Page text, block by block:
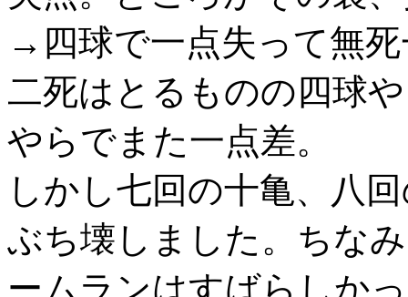
→四球で一点失って無
二死はとるものの四球
やらでまた一点差。
しかし七回の十亀、八
ぶち壊しました。ちな
ームランはすばらしか